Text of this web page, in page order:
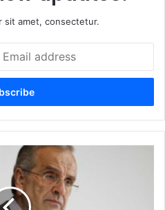
sit amet, consectetur.